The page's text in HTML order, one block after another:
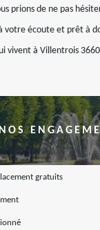
prions de ne pas
votre écoute et prêt à
vivent à Villentrois
NOS
gratuits